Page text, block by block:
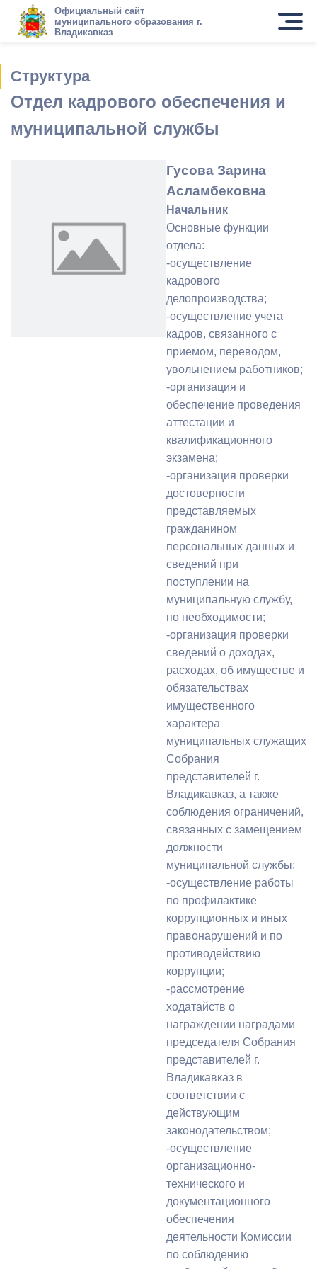
Официальный сайт
муниципального образования г.
Владикавказ
Структура
Отдел кадрового обеспечения и
муниципальной службы
Гусова Зарина
Асламбековна
Начальник
Основные функции
отдела:
-осуществление
кадрового
делопроизводства;
-осуществление учета
кадров, связанного с
приемом, переводом,
увольнением работников;
-организация и
обеспечение проведения
аттестации и
квалификационного
экзамена;
-организация проверки
достоверности
представляемых
гражданином
персональных данных и
сведений при
поступлении на
муниципальную службу,
по необходимости;
-организация проверки
сведений о доходах,
расходах, об имуществе и
обязательствах
имущественного
характера
муниципальных служащих
Собрания
представителей г.
Владикавказ, а также
соблюдения ограничений,
связанных с замещением
должности
муниципальной службы;
-осуществление работы
по профилактике
коррупционных и иных
правонарушений и по
противодействию
коррупции;
-рассмотрение
ходатайств о
награждении наградами
председателя Собрания
представителей г.
Владикавказ в
соответствии с
действующим
законодательством;
-осуществление
организационно-
технического и
документационного
обеспечения
деятельности Комиссии
по соблюдению